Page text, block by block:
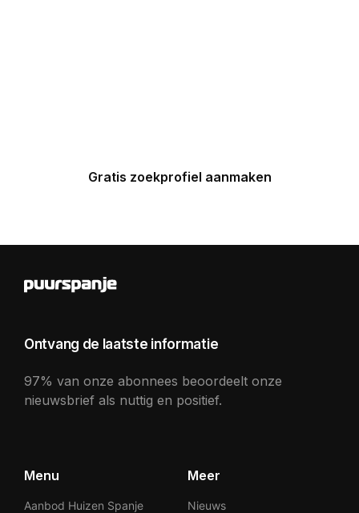
Gratis zoekprofiel aanmaken
Ontvang de laatste informatie
97% van onze abonnees beoordeelt onze
nieuwsbrief als nuttig en positief.
Menu
Aanbod Huizen Spanje
Meer
Nieuws